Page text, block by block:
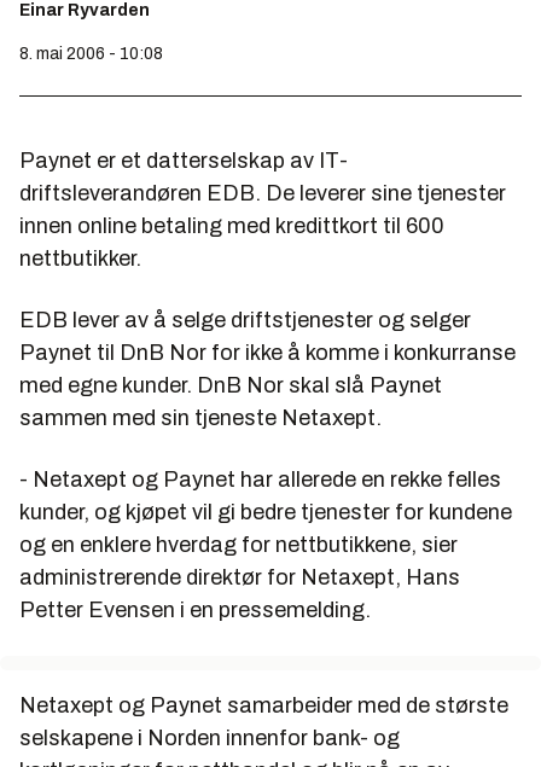
Einar Ryvarden
8. mai 2006 - 10:08
Paynet er et datterselskap av IT-
driftsleverandøren EDB. De leverer sine tjenester
innen online betaling med kredittkort til 600
nettbutikker.
EDB lever av å selge driftstjenester og selger
Paynet til DnB Nor for ikke å komme i konkurranse
med egne kunder. DnB Nor skal slå Paynet
sammen med sin tjeneste Netaxept.
- Netaxept og Paynet har allerede en rekke felles
kunder, og kjøpet vil gi bedre tjenester for kundene
og en enklere hverdag for nettbutikkene, sier
administrerende direktør for Netaxept, Hans
Petter Evensen i en pressemelding.
Netaxept og Paynet samarbeider med de største
selskapene i Norden innenfor bank- og